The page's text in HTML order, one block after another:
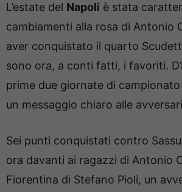
L’estate del Napoli è stata
cambiamenti alla rosa di Antonio
aver conquistato il quarto
sono ora, a conti fatti, i favoriti.
prime due giornate di
un messaggio chiaro alle
Sei punti conquistati contro
ora davanti ai ragazzi di Antonio
Fiorentina di Stefano Pioli, un